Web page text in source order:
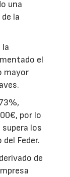
una
la
la
el
mayor
por lo
los
Feder.
de